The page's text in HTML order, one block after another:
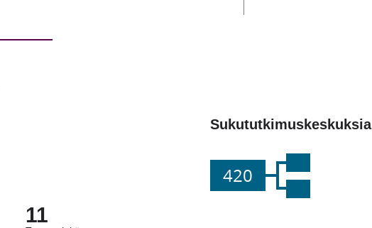
Sukututkimuskeskuksia
420
11